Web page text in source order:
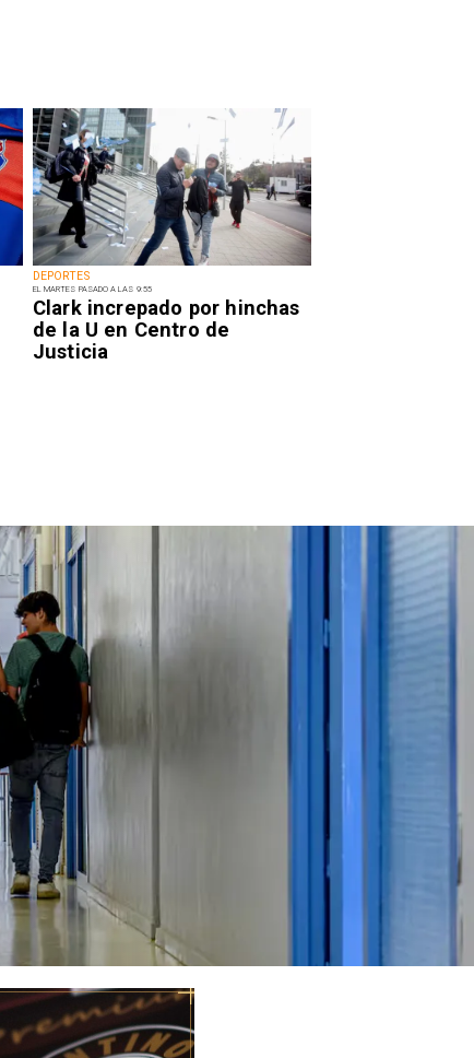
DEPORTES
EL MARTES PASADO A LAS 9:55
Clark increpado por hinchas
de la U en Centro de
Justicia